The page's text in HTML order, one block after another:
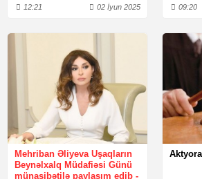
12:21 02 İyun 2025 09:20
Mehriban Əliyeva Uşaqların
Beynəlxalq Müdafiəsi Günü
münasibətilə paylaşım edib -